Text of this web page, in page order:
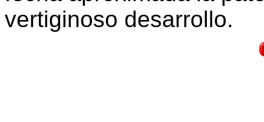
vertiginoso desarrollo.